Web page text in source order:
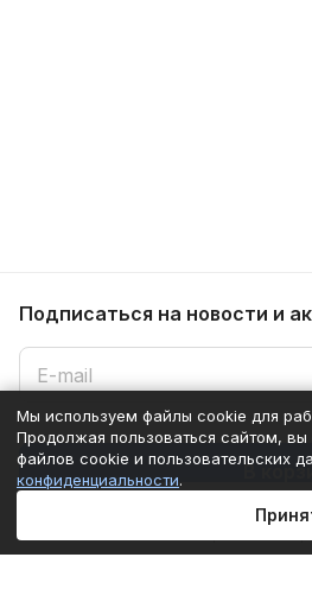
В
Подписаться на новости и
Мы используем файлы cookie для
Продолжая пользоваться сайтом,
файлов cookie и пользовательских
конфиденциальности.